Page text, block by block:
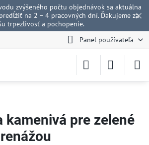
✕
zvýšeného počtu objednávok sa aktuálna
na 2 – 4 pracovných dní. Ďakujeme za
trpezlivosť a pochopenie.
Panel používateľa
kamenivá pre zelené